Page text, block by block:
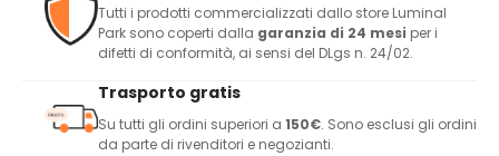
Tutti i prodotti commercializzati dallo store Luminal
Park sono coperti dalla garanzia di 24 mesi per i
difetti di conformità, ai sensi del DLgs n. 24/02.
Trasporto gratis
Su tutti gli ordini superiori a 150€. Sono esclusi gli ordini
da parte di rivenditori e negozianti.